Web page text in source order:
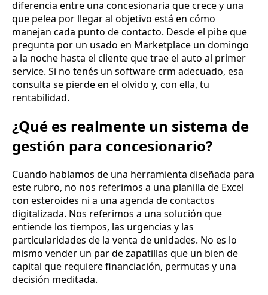
diferencia entre una concesionaria que crece y una
que pelea por llegar al objetivo está en cómo
manejan cada punto de contacto. Desde el pibe que
pregunta por un usado en Marketplace un domingo
a la noche hasta el cliente que trae el auto al primer
service. Si no tenés un software crm adecuado, esa
consulta se pierde en el olvido y, con ella, tu
rentabilidad.
¿Qué es realmente un sistema de
gestión para concesionario?
Cuando hablamos de una herramienta diseñada para
este rubro, no nos referimos a una planilla de Excel
con esteroides ni a una agenda de contactos
digitalizada. Nos referimos a una solución que
entiende los tiempos, las urgencias y las
particularidades de la venta de unidades. No es lo
mismo vender un par de zapatillas que un bien de
capital que requiere financiación, permutas y una
decisión meditada.